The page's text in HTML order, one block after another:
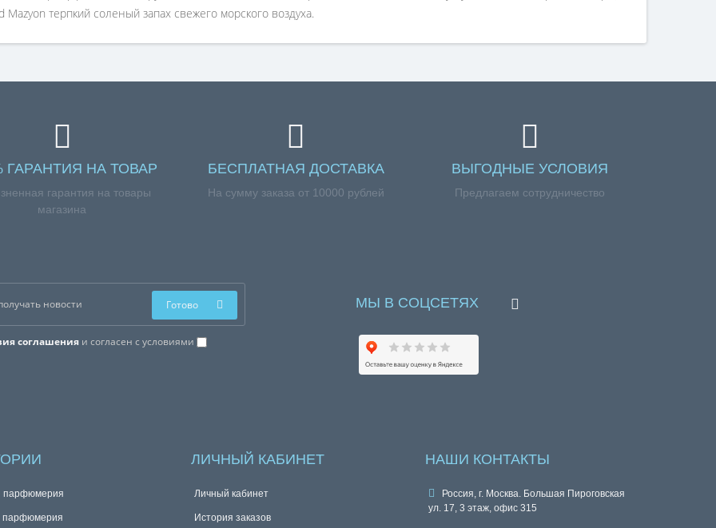
терпкий соленый запах свежего морского воздуха.
ГАРАНТИЯ НА ТОВАР
гарантия на товары
магазина
БЕСПЛАТНАЯ ДОСТАВКА
На сумму заказа от 10000 рублей
ВЫГОДНЫЕ УСЛОВИЯ
Предлагаем сотрудничество
соглашения и согласен с условиями
Готово МЫ В СОЦСЕТЯХ
парфюмерия
парфюмерия
ЛИЧНЫЙ КАБИНЕТ
Личный кабинет
История заказов
НАШИ КОНТАКТЫ
Россия, г. Москва. Большая Пироговская
ул. 17, 3 этаж, офис 315